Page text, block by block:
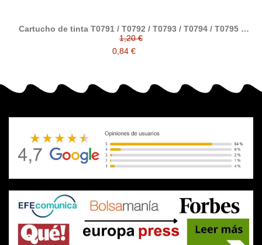
Cartucho de tinta T0791 / T0792 / T0793 / T0794 / T0795 /
T0796 compatible con epson
1,20 €
0,84 €